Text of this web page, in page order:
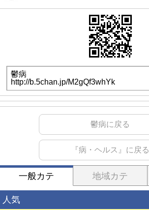
鬱病に戻る
『病・ヘルス』に戻る
一般カテ 地域カテ
人気